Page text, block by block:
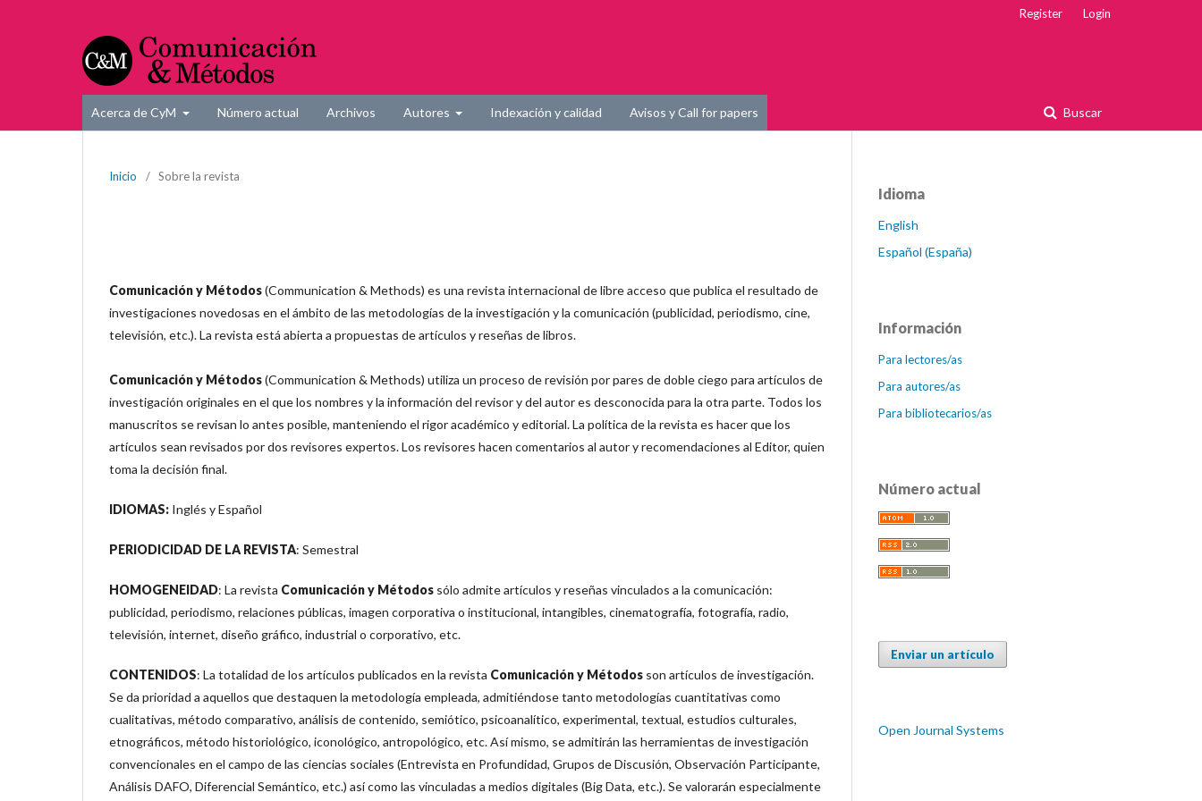
Acerca de CyM Número actual Archivos Autores Indexación y calidad Avisos y Call for papers Buscar
Register Login
Inicio / Sobre la revista
Comunicación y Métodos(Communication & Methods) es una revista internacional de libre acceso que publica el resultado de
investigaciones novedosas en el ámbito de las metodologías de la investigación y la comunicación (publicidad, periodismo, cine,
televisión, etc.). La revista está abierta a propuestas de artículos y reseñas de libros.
Comunicación y Métodos(Communication & Methods) utiliza un proceso de revisión por pares de doble ciego para artículos de
investigación originales en el que los nombres y la información del revisor y del autor es desconocida para la otra parte. Todos los
manuscritos se revisan lo antes posible, manteniendo el rigor académico y editorial. La política de la revista es hacer que los
artículos sean revisados ​​por dos revisores expertos. Los revisores hacen comentarios al autor y recomendaciones al Editor, quien
toma la decisión final.
IDIOMAS: Inglés y Español
PERIODICIDAD DE LA REVISTA: Semestral
HOMOGENEIDAD: La revista Comunicación y Métodos sólo admite artículos y reseñas vinculados a la comunicación:
publicidad, periodismo, relaciones públicas, imagen corporativa o institucional, intangibles, cinematografía, fotografía, radio,
televisión, internet, diseño gráfico, industrial o corporativo, etc.
CONTENIDOS: La totalidad de los artículos publicados en la revista Comunicación y Métodos son artículos de investigación.
Se da prioridad a aquellos que destaquen la metodología empleada, admitiéndose tanto metodologías cuantitativas como
cualitativas, método comparativo, análisis de contenido, semiótico, psicoanalítico, experimental, textual, estudios culturales,
etnográficos, método historiológico, iconológico, antropológico, etc. Así mismo, se admitirán las herramientas de investigación
convencionales en el campo de las ciencias sociales (Entrevista en Profundidad, Grupos de Discusión, Observación Participante,
Análisis DAFO, Diferencial Semántico, etc.) así como las vinculadas a medios digitales (Big Data, etc.). Se valorarán especialmente
Idioma
English
Español (España)
Información
Para lectores/as
Para autores/as
Para bibliotecarios/as
Número actual
Enviar un artículo
Open Journal Systems